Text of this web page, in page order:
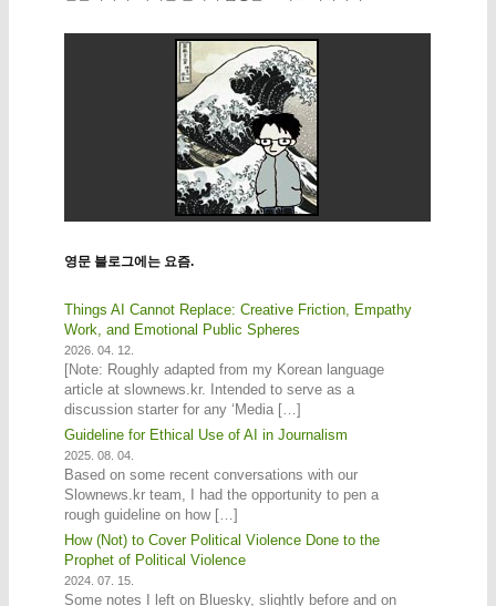
영문 블로그에는 요즘.
Things AI Cannot Replace: Creative Friction, Empathy
Work, and Emotional Public Spheres
2026. 04. 12.
[Note: Roughly adapted from my Korean language
article at slownews.kr. Intended to serve as a
discussion starter for any ‘Media […]
Guideline for Ethical Use of AI in Journalism
2025. 08. 04.
Based on some recent conversations with our
Slownews.kr team, I had the opportunity to pen a
rough guideline on how […]
How (Not) to Cover Political Violence Done to the
Prophet of Political Violence
2024. 07. 15.
Some notes I left on Bluesky, slightly before and on